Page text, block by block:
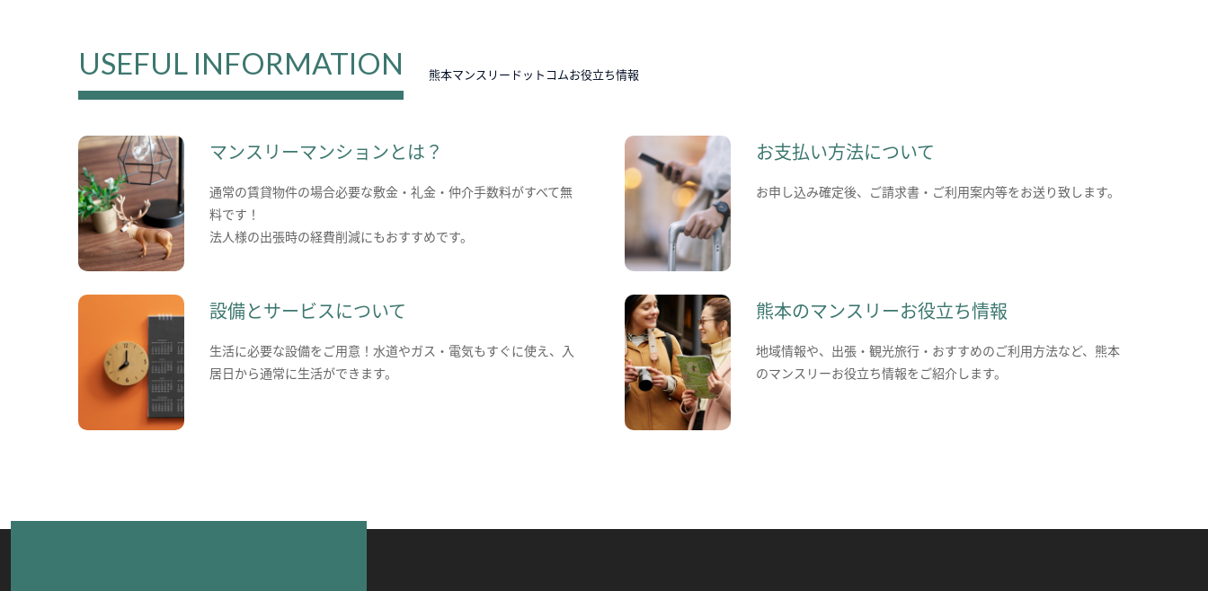
USEFUL INFORMATION 熊本マンスリードットコムお役立ち情報
マンスリーマンションとは？
通常の賃貸物件の場合必要な敷金・礼金・仲介手数料がすべて無
料です！
法人様の出張時の経費削減にもおすすめです。
お支払い方法について
お申し込み確定後、ご請求書・ご利用案内等をお送り致します。
設備とサービスについて
生活に必要な設備をご用意！水道やガス・電気もすぐに使え、入
居日から通常に生活ができます。
熊本のマンスリーお役立ち情報
地域情報や、出張・観光旅行・おすすめのご利用方法など、熊本
のマンスリーお役立ち情報をご紹介します。